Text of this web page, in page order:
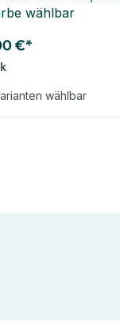
wählbar
€*
wählbar